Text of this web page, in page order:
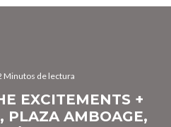
Minutos de lectura
EXCITEMENTS +
PLAZA AMBOAGE,